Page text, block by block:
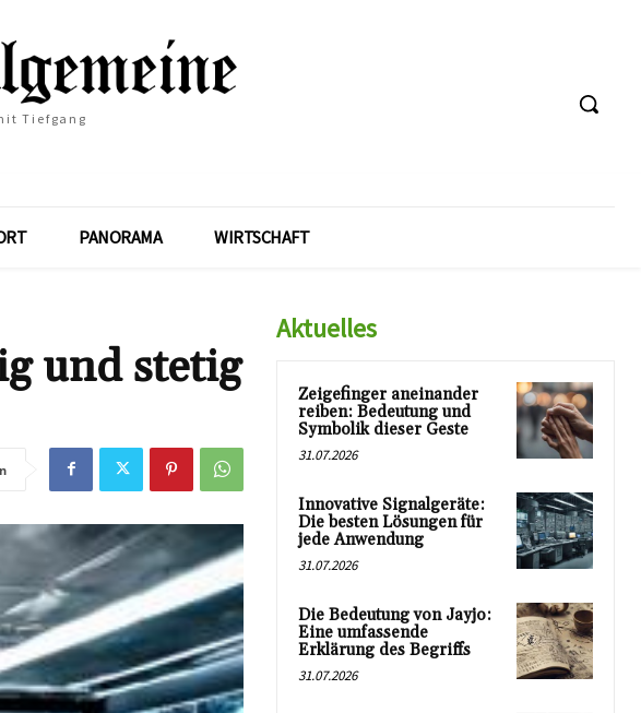
Tiefgang
PANORAMA WIRTSCHAFT
und stetig
Aktuelles
Zeigefinger aneinander
reiben: Bedeutung und
Symbolik dieser Geste
31.07.2026
Innovative Signalgeräte:
Die besten Lösungen für
jede Anwendung
31.07.2026
Die Bedeutung von Jayjo:
Eine umfassende
Erklärung des Begriffs
31.07.2026